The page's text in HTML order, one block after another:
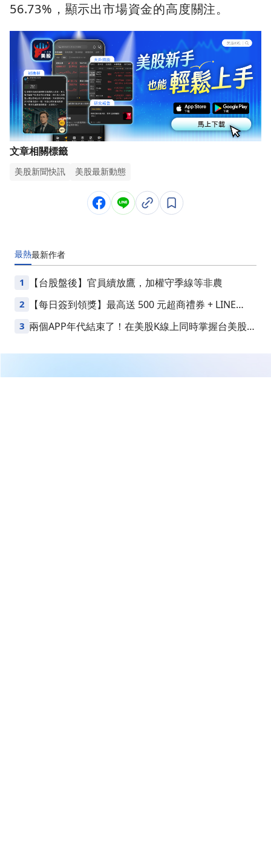
56.73%，顯示出市場資金的高度關注。
文章相關標籤
美股新聞快訊 美股最新動態
最熱最新作者
1 【台股盤後】官員續放鷹，加權守季線等非農
2
【每日簽到領獎】最高送 500 元超商禮券 + LINE
Points
3 兩個APP年代結束了！在美股K線上同時掌握台美股損